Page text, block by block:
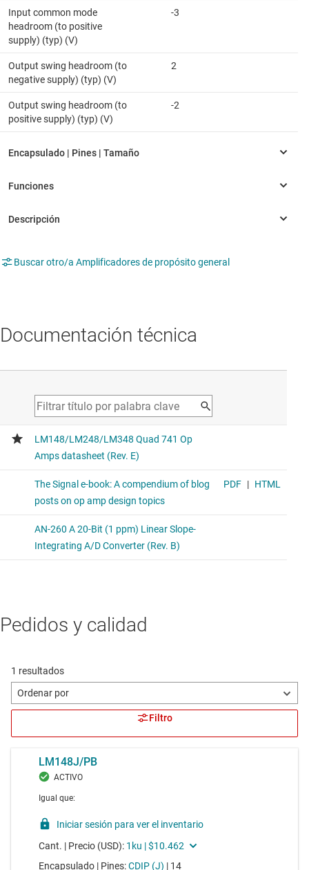
Input common mode
headroom (to positive
supply) (typ) (V)
-3
Output swing headroom (to
negative supply) (typ) (V)
2
Output swing headroom (to
positive supply) (typ) (V)
-2
Buscar otro/a Amplificadores de propósito general
Documentación técnica
Pedidos y calidad